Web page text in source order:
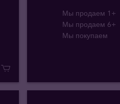
Мы продаем 1+
Мы продаем 6+
Мы покупаем